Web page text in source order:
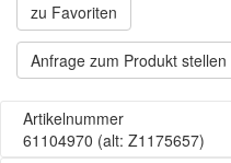
zu Favoriten
Anfrage zum Produkt stellen
Artikelnummer
61104970 (alt: Z1175657)